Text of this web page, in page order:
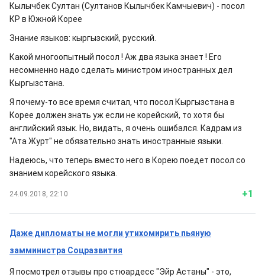
Кылычбек Султан (Султанов Кылычбек Камчыевич) - посол
КР в Южной Корее
Знание языков: кыргызский, русский.
Какой многоопытный посол ! Аж два языка знает ! Его
несомненно надо сделать министром иностранных дел
Кыргызстана.
Я почему-то все время считал, что посол Кыргызстана в
Корее должен знать уж если не корейский, то хотя бы
английский язык. Но, видать, я очень ошибался. Кадрам из
"Ата Журт" не обязательно знать иностранные языки.
Надеюсь, что теперь вместо него в Корею поедет посол со
знанием корейского языка.
24.09.2018, 22:10 +1
Даже дипломаты не могли утихомирить пьяную
замминистра Соцразвития
Я посмотрел отзывы про стюардесс "Эйр Астаны" - это,